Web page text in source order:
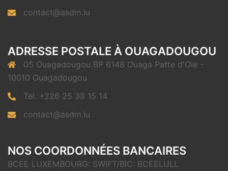
contact@asdm.lu
ADRESSE POSTALE À OUAGADOUGOU
05 Ouagadougou BP 6148 Ouaga Patte d'Oie -
10010 Ouagadougou
Tel. +226 25 38 15 14
contact@asdm.lu
NOS COORDONNÉES BANCAIRES
BCEE LUXEMBOURG: SWIFT/BIC: BCEELULL